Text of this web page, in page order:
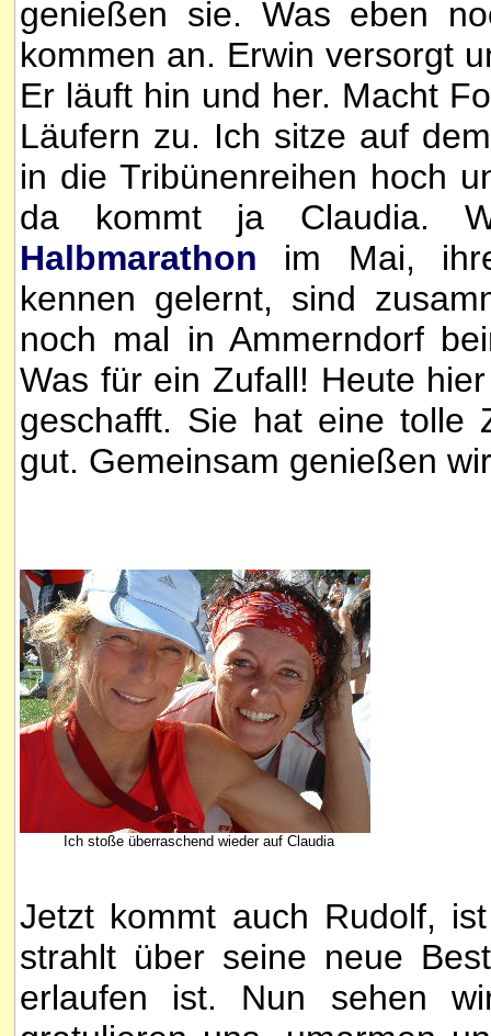
genießen sie. Was eben
kommen an. Erwin versorgt
Er läuft hin und her. Macht
Läufern zu. Ich sitze auf
in die Tribünenreihen hoch
da kommt ja Claudia.
Halbmarathon im Mai,
kennen gelernt, sind
noch mal in Ammerndorf
Was für ein Zufall! Heute
geschafft. Sie hat eine tolle
gut. Gemeinsam genießen
Ich stoße überraschend wieder auf Claudia
Jetzt kommt auch Rudolf,
strahlt über seine neue
erlaufen ist. Nun sehen